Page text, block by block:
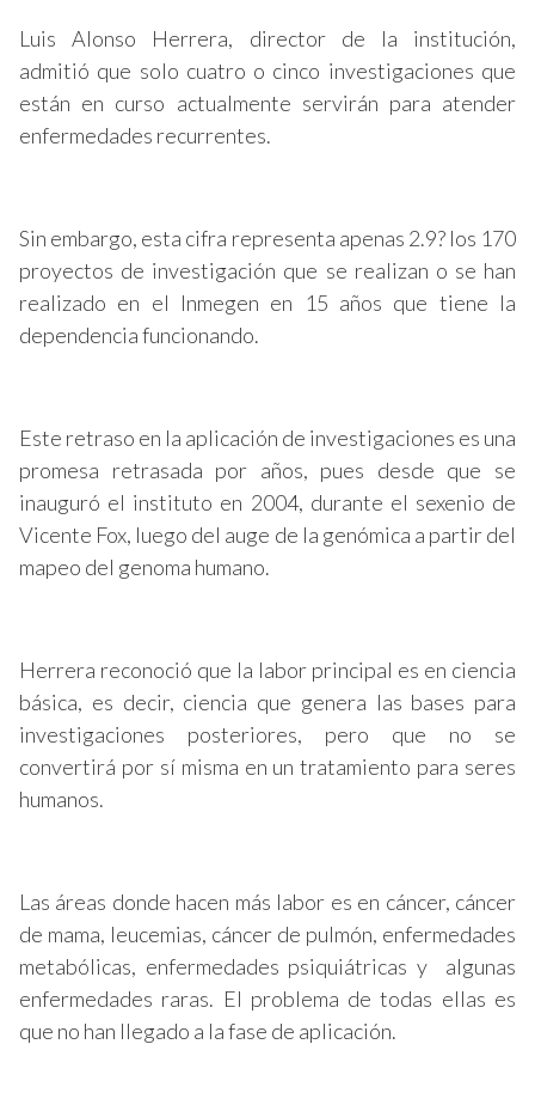
Luis Alonso Herrera, director de la institución,
admitió que solo cuatro o cinco investigaciones que
están en curso actualmente servirán para atender
enfermedades recurrentes.
Sin embargo, esta cifra representa apenas 2.9? los 170
proyectos de investigación que se realizan o se han
realizado en el Inmegen en 15 años que tiene la
dependencia funcionando.
Este retraso en la aplicación de investigaciones es una
promesa retrasada por años, pues desde que se
inauguró el instituto en 2004, durante el sexenio de
Vicente Fox, luego del auge de la genómica a partir del
mapeo del genoma humano.
Herrera reconoció que la labor principal es en ciencia
básica, es decir, ciencia que genera las bases para
investigaciones posteriores, pero que no se
convertirá por sí misma en un tratamiento para seres
humanos.
Las áreas donde hacen más labor es en cáncer, cáncer
de mama, leucemias, cáncer de pulmón, enfermedades
metabólicas, enfermedades psiquiátricas y algunas
enfermedades raras. El problema de todas ellas es
que no han llegado a la fase de aplicación.